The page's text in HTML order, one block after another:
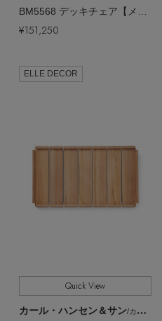
¥151,250
ELLE DECOR
Quick View
カール・ハンセン＆サン/カール・ハンセン＆サン